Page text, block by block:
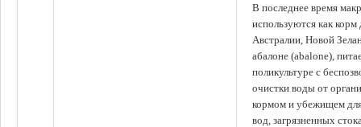
В последнее время
используются как
Австралии, Новой
абалоне (abalone),
поликультуре с
очистки воды от
кормом и убежищем
вод, загрязненных